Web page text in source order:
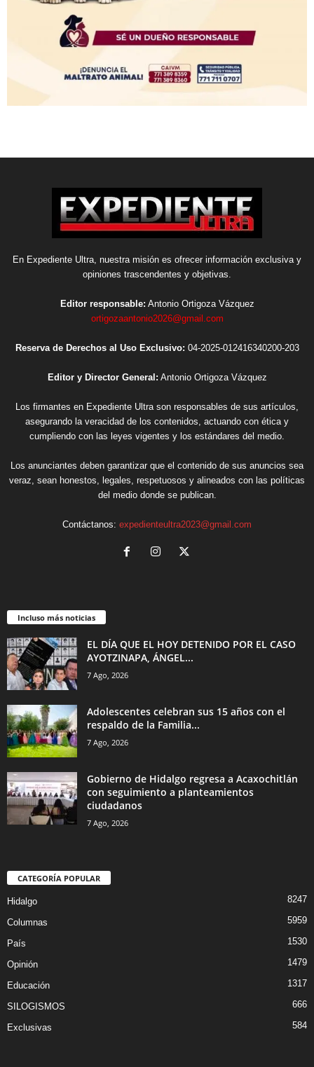
En Expediente Ultra, nuestra misión es ofrecer información exclusiva y
opiniones trascendentes y objetivas.
Editor responsable: Antonio Ortigoza Vázquez
ortigozaantonio2026@gmail.com
Reserva de Derechos al Uso Exclusivo: 04-2025-012416340200-203
Editor y Director General: Antonio Ortigoza Vázquez
Los firmantes en Expediente Ultra son responsables de sus artículos,
asegurando la veracidad de los contenidos, actuando con ética y
cumpliendo con las leyes vigentes y los estándares del medio.
Los anunciantes deben garantizar que el contenido de sus anuncios sea
veraz, sean honestos, legales, respetuosos y alineados con las políticas
del medio donde se publican.
Contáctanos: expedienteultra2023@gmail.com
Incluso más noticias
EL DÍA QUE EL HOY DETENIDO POR EL CASO
AYOTZINAPA, ÁNGEL...
7 Ago, 2026
Adolescentes celebran sus 15 años con el
respaldo de la Familia...
7 Ago, 2026
Gobierno de Hidalgo regresa a Acaxochitlán
con seguimiento a planteamientos
ciudadanos
7 Ago, 2026
CATEGORÍA POPULAR
Hidalgo 8247
Columnas 5959
País 1530
Opinión 1479
Educación 1317
SILOGISMOS 666
Exclusivas 584